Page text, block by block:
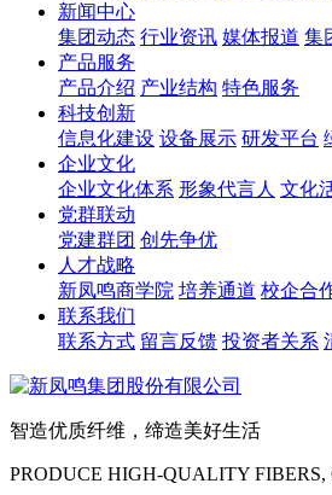
新闻中心
集团动态 行业资讯 媒体报道 集
产品服务
产品介绍 产业结构 特色服务
科技创新
信息化建设 设备展示 研发平台
企业文化
企业文化体系 形象代言人 文化
党群联动
党建群团 创先争优
人才战略
新凤鸣商学院 培养通道 校企合
联系我们
联系方式 留言反馈 投资者关系
智造优质纤维，缔造美好生活
PRODUCE HIGH-QUALITY FIBERS,